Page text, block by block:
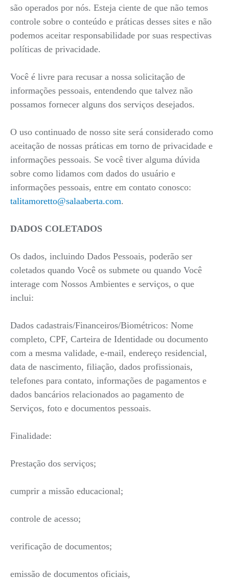
são operados por nós. Esteja ciente de que não temos
controle sobre o conteúdo e práticas desses sites e não
podemos aceitar responsabilidade por suas respectivas
políticas de privacidade.
Você é livre para recusar a nossa solicitação de
informações pessoais, entendendo que talvez não
possamos fornecer alguns dos serviços desejados.
O uso continuado de nosso site será considerado como
aceitação de nossas práticas em torno de privacidade e
informações pessoais. Se você tiver alguma dúvida
sobre como lidamos com dados do usuário e
informações pessoais, entre em contato conosco:
talitamoretto@salaaberta.com.
DADOS COLETADOS
Os dados, incluindo Dados Pessoais, poderão ser
coletados quando Você os submete ou quando Você
interage com Nossos Ambientes e serviços, o que
inclui:
Dados cadastrais/Financeiros/Biométricos: Nome
completo, CPF, Carteira de Identidade ou documento
com a mesma validade, e-mail, endereço residencial,
data de nascimento, filiação, dados profissionais,
telefones para contato, informações de pagamentos e
dados bancários relacionados ao pagamento de
Serviços, foto e documentos pessoais.
Finalidade:
Prestação dos serviços;
cumprir a missão educacional;
controle de acesso;
verificação de documentos;
emissão de documentos oficiais,